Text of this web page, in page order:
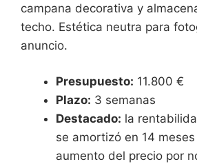
campana decorativa y
techo. Estética neutra para
anuncio.
Presupuesto: 11.800 €
Plazo: 3 semanas
Destacado: la
se amortizó en 14
aumento del precio por